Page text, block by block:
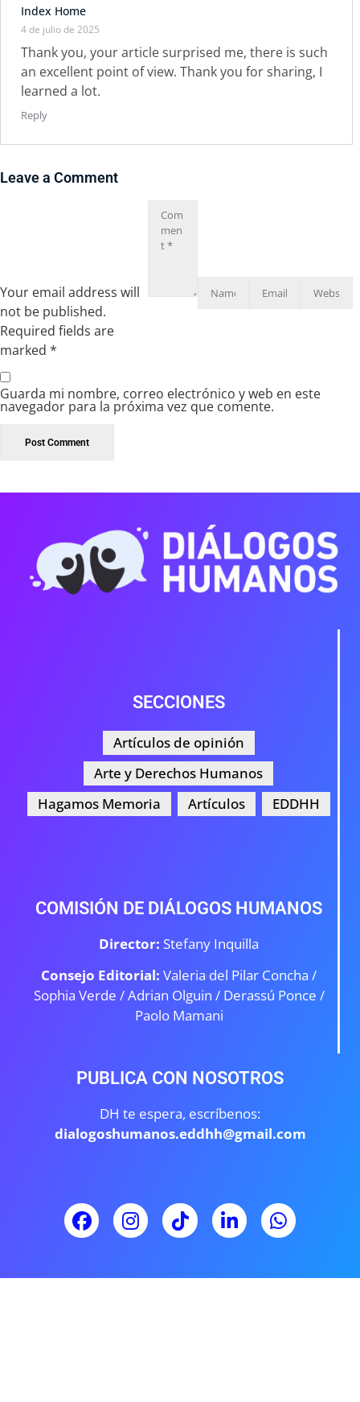
Index Home
4 de julio de 2025
Thank you, your article surprised me, there is such
an excellent point of view. Thank you for sharing, I
learned a lot.
Reply
Leave a Comment
Your email address will
not be published.
Required fields are
marked *
Guarda mi nombre, correo electrónico y web en este
navegador para la próxima vez que comente.
SECCIONES
Artículos de opinión
Arte y Derechos Humanos
Hagamos Memoria
Artículos EDDHH
COMISIÓN DE DIÁLOGOS HUMANOS
Director: Stefany Inquilla
Consejo Editorial: Valeria del Pilar Concha /
Sophia Verde /Adrian Olguin / Derassú Ponce /
Paolo Mamani
PUBLICA CON NOSOTROS
DH te espera, escríbenos:
dialogoshumanos.eddhh@gmail.com